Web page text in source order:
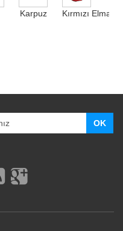
Karpuz Kırmızı Elma